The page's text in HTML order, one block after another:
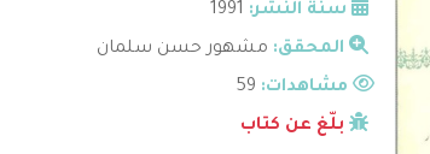
سنة النشر: 1991
المحقق: مشهور حسن سلمان
مشاهدات:
بلّغ عن كتاب